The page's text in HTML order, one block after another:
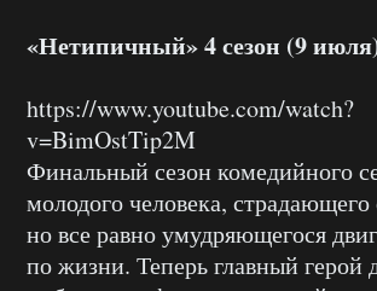
«Нетипичный» 4 сезон (9
https://www.youtube.com/watch?
v=BimOstTip2M
Финальный сезон комедийного
молодого человека, страдающего
но все равно умудряющегося
по жизни. Теперь главный герой